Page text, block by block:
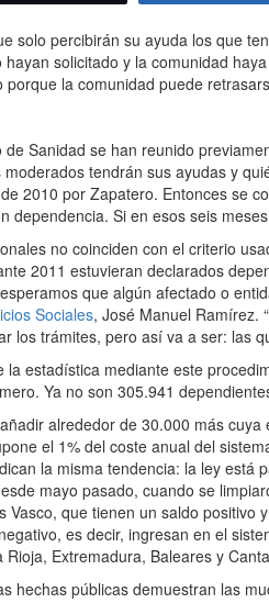
percibirán su ayuda los que
solicitado y la comunidad
la comunidad puede
Sanidad se han reunido
tendrán sus ayudas y
2010 por Zapatero. Entonces se
dependencia. Si en esos seis
no coinciden con el criterio
2011 estuvieran declarados
que algún afectado o
Sociales, José Manuel Ramírez.
los trámites, pero así va a ser: las
estadística mediante este
Ya no son 305.941
alrededor de 30.000 más
el 1% del coste anual del
la misma tendencia: la ley
mayo pasado, cuando se
Vasco, que tienen un saldo
es decir, ingresan en el
Extremadura, Baleares y
hechas públicas demuestran las